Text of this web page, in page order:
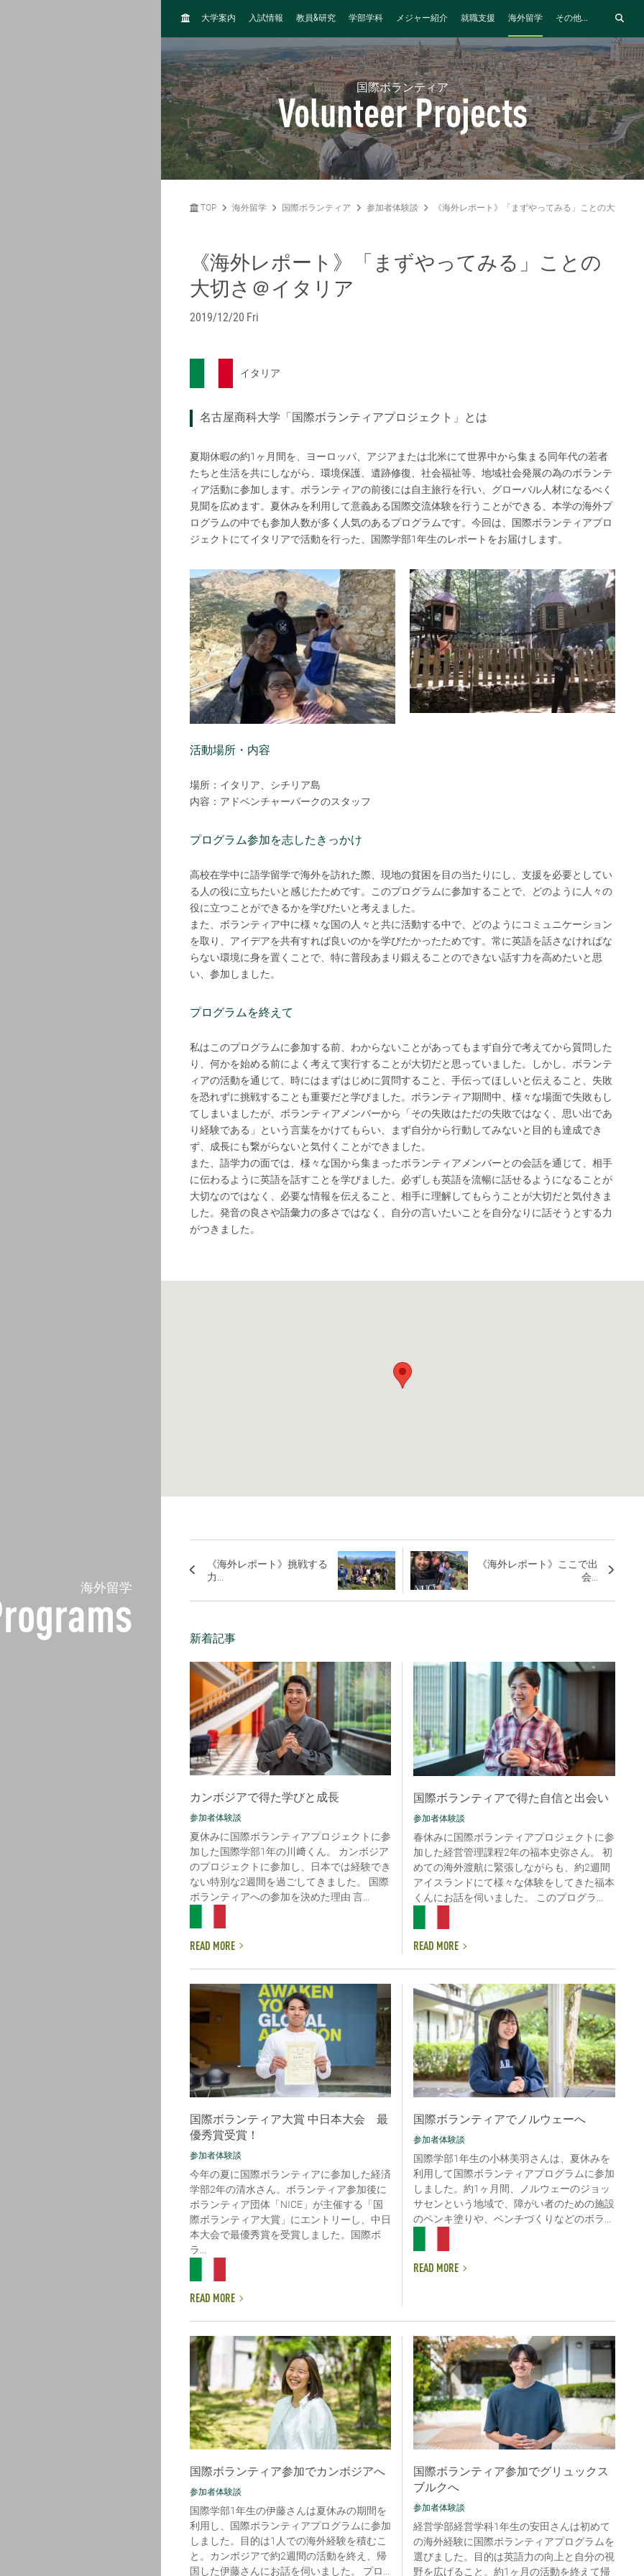
海外留学
H
E
大学案内 入試情報 教員&研究 学部学科 メジャー紹介 就職支援 海外留学 その他...
国際ボランティア
Volunteer Projects
TOP 海外留学 国際ボランティア 参加者体験談 《海外レポート》「まずやってみる」ことの大切さ＠
《海外レポート》「まずやってみる」ことの
大切さ＠イタリア
2019/12/20 Fri
イタリア
名古屋商科大学「国際ボランティアプロジェクト」とは
夏期休暇の約1ヶ月間を、ヨーロッパ、アジアまたは北米にて世界中から集まる同年代の若者
たちと生活を共にしながら、環境保護、遺跡修復、社会福祉等、地域社会発展の為のボランテ
ィア活動に参加します。ボランティアの前後には自主旅行を行い、グローバル人材になるべく
見聞を広めます。夏休みを利用して意義ある国際交流体験を行うことができる、本学の海外プ
ログラムの中でも参加人数が多く人気のあるプログラムです。今回は、国際ボランティアプロ
ジェクトにてイタリアで活動を行った、国際学部1年生のレポートをお届けします。
活動場所・内容
場所：イタリア、シチリア島
内容：アドベンチャーパークのスタッフ
プログラム参加を志したきっかけ
高校在学中に語学留学で海外を訪れた際、現地の貧困を目の当たりにし、支援を必要としてい
る人の役に立ちたいと感じたためです。このプログラムに参加することで、どのように人々の
役に立つことができるかを学びたいと考えました。
また、ボランティア中に様々な国の人々と共に活動する中で、どのようにコミュニケーション
を取り、アイデアを共有すれば良いのかを学びたかったためです。常に英語を話さなければな
らない環境に身を置くことで、特に普段あまり鍛えることのできない話す力を高めたいと思
い、参加しました。
プログラムを終えて
私はこのプログラムに参加する前、わからないことがあってもまず自分で考えてから質問した
り、何かを始める前によく考えて実行することが大切だと思っていました。しかし、ボランテ
ィアの活動を通じて、時にはまずはじめに質問すること、手伝ってほしいと伝えること、失敗
を恐れずに挑戦することも重要だと学びました。ボランティア期間中、様々な場面で失敗もし
てしまいましたが、ボランティアメンバーから「その失敗はただの失敗ではなく、思い出であ
り経験である」という言葉をかけてもらい、まず自分から行動してみないと目的も達成でき
ず、成長にも繋がらないと気付くことができました。
また、語学力の面では、様々な国から集まったボランティアメンバーとの会話を通じて、相手
に伝わるように英語を話すことを学びました。必ずしも英語を流暢に話せるようになることが
大切なのではなく、必要な情報を伝えること、相手に理解してもらうことが大切だと気付きま
した。発音の良さや語彙力の多さではなく、自分の言いたいことを自分なりに話そうとする力
がつきました。
《海外レポート》挑戦する
力...
《海外レポート》ここで出
会...
新着記事
カンボジアで得た学びと成長
参加者体験談
夏休みに国際ボランティアプロジェクトに参
加した国際学部1年の川﨑くん。 カンボジア
のプロジェクトに参加し、日本では経験でき
ない特別な2週間を過ごしてきました。 国際
ボランティアへの参加を決めた理由 言...
READ MORE
国際ボランティアで得た自信と出会い
参加者体験談
春休みに国際ボランティアプロジェクトに参
加した経営管理課程2年の福本史弥さん。 初
めての海外渡航に緊張しながらも、約2週間
アイスランドにて様々な体験をしてきた福本
くんにお話を伺いました。 このプログラ...
READ MORE
国際ボランティア大賞 中日本大会 最
優秀賞受賞！
参加者体験談
今年の夏に国際ボランティアに参加した経済
学部2年の清水さん。ボランティア参加後に
ボランティア団体「NICE」が主催する「国
際ボランティア大賞」にエントリーし、中日
本大会で最優秀賞を受賞しました。国際ボ
ラ...
READ MORE
国際ボランティアでノルウェーへ
参加者体験談
国際学部1年生の小林美羽さんは、夏休みを
利用して国際ボランティアプログラムに参加
しました。約1ヶ月間、ノルウェーのジョッ
サセンという地域で、障がい者のための施設
のペンキ塗りや、ベンチづくりなどのボラ...
READ MORE
国際ボランティア参加でカンボジアへ
参加者体験談
国際学部1年生の伊藤さんは夏休みの期間を
利用し、国際ボランティアプログラムに参加
しました。目的は1人での海外経験を積むこ
と。カンボジアで約2週間の活動を終え、帰
国した伊藤さんにお話を伺いました。 プロ...
国際ボランティア参加でグリュックス
ブルクへ
参加者体験談
経営学部経営学科1年生の安田さんは初めて
の海外経験に国際ボランティアプログラムを
選びました。目的は英語力の向上と自分の視
野を広げること。約1ヶ月の活動を終えて帰